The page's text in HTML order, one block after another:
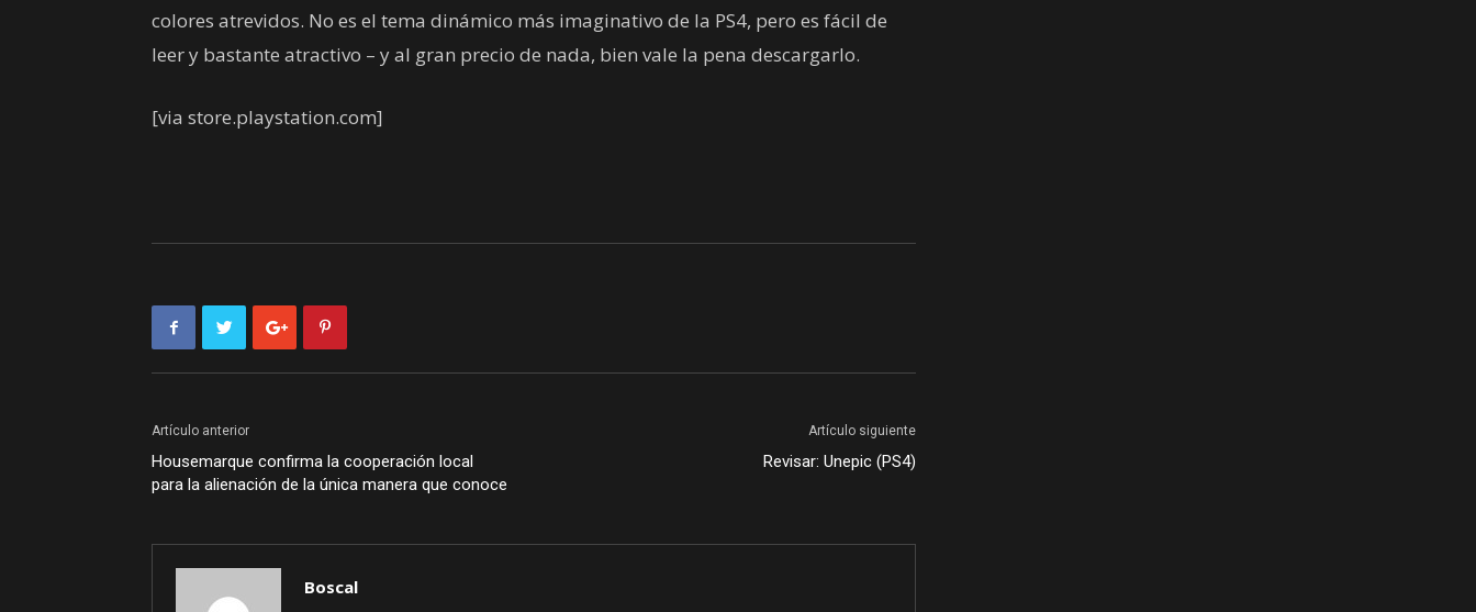
colores atrevidos. No es el tema dinámico más imaginativo de la PS4, pero es fácil de
leer y bastante atractivo – y al gran precio de nada, bien vale la pena descargarlo.
[via store.playstation.com]
Artículo anterior
Housemarque confirma la cooperación local
para la alienación de la única manera que conoce
Artículo siguiente
Revisar: Unepic (PS4)
Boscal